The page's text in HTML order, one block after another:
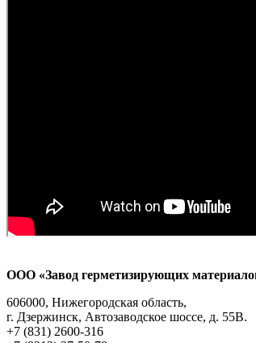
ООО «Завод герметизирующих
606000, Нижегородская область,
г. Дзержинск, Автозаводское шоссе, д. 55В.
+7 (831) 2600-316